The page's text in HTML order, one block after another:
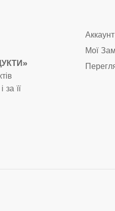
її
Аккаунт
Мої